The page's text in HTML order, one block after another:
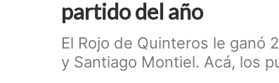
partido del año
El Rojo de Quinteros le ganó
y Santiago Montiel. Acá, los